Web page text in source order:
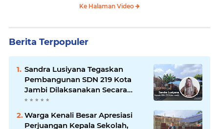
Ke Halaman Video
Berita Terpopuler
Sandra Lusiyana Tegaskan
Pembangunan SDN 219 Kota
Jambi Dilaksanakan Secara
Profesional dan Transparan
Warga Kenali Besar Apresiasi
Perjuangan Kepala Sekolah,